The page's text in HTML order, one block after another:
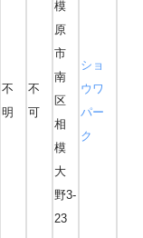
不
明
不
可
模
原
市
南
区
相
模
大
野3-
23
ショ
ウワ
パー
ク